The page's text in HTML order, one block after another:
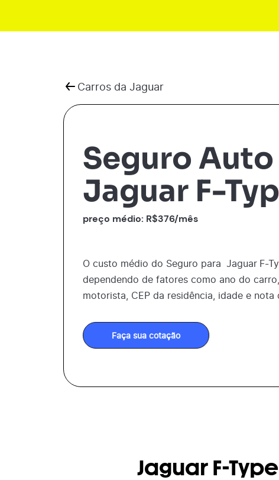
Carros da Jaguar
Seguro Auto
Jaguar F-
preço médio: R$376/mês
O custo médio do Seguro para Jaguar F-
dependendo de fatores como ano do
motorista, CEP da residência, idade e nota
Faça sua cotação
Jaguar F-Type